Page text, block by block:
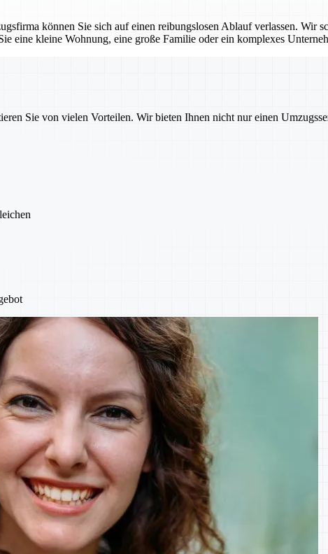
können Sie sich auf einen reibungslosen Ablauf verlassen. Wir
eine kleine Wohnung, eine große Familie oder ein komplexes
Sie von vielen Vorteilen. Wir bieten Ihnen nicht nur einen